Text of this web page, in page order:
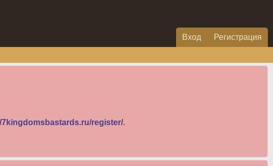
Вход Регистрация
7kingdomsbastards.ru/register/.